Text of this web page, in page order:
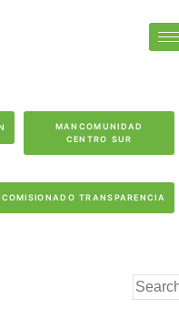
MANCOMUNIDAD
CENTRO SUR
COMISIONADO TRANSPARENCIA